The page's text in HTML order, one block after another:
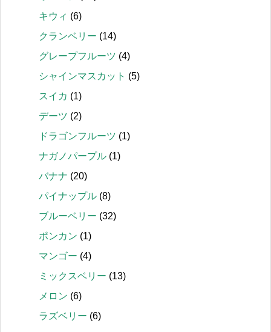
キウィ (6)
クランベリー (14)
グレープフルーツ (4)
シャインマスカット (5)
スイカ (1)
デーツ (2)
ドラゴンフルーツ (1)
ナガノパープル (1)
バナナ (20)
パイナップル (8)
ブルーベリー (32)
ポンカン (1)
マンゴー (4)
ミックスベリー (13)
メロン (6)
ラズベリー (6)